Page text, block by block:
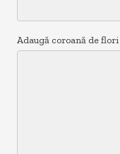
Adaugă coroană de flori